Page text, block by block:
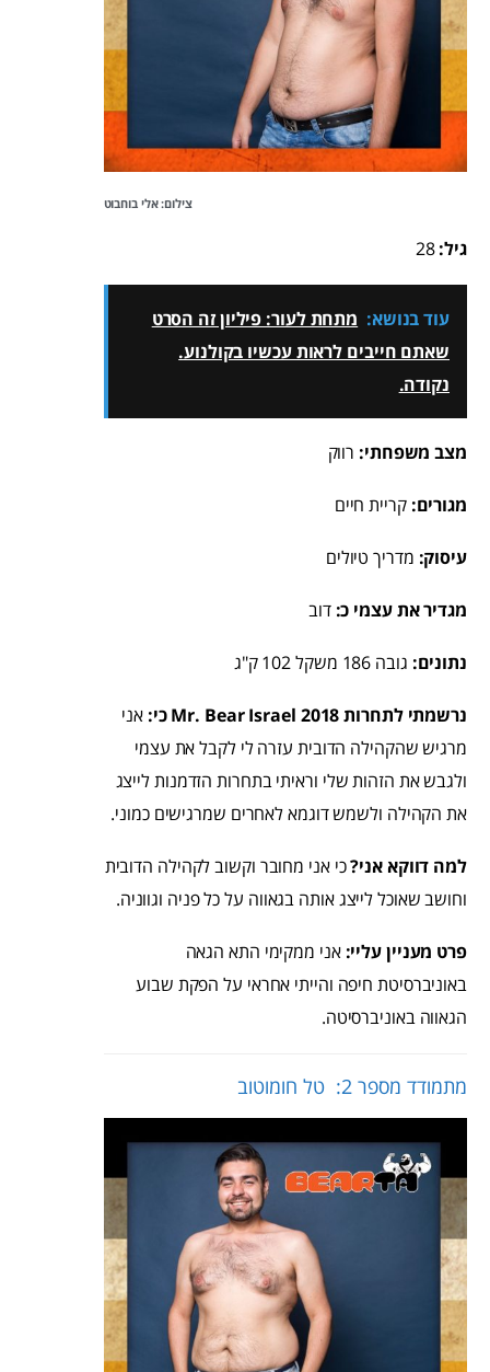
צילום: אלי בוחבוט
גיל:28
עוד בנושא: מתחת לעור: פיליון זה הסרט
שאתם חייבים לראות עכשיו בקולנוע.
נקודה.
מצב משפחתי: רווק
מגורים:קריית חיים
עיסוק: מדריך טיולים
מגדיר את עצמי כ: דוב
נתונים: גובה 186 משקל 102 ק"ג
נרשמתי לתחרות Mr. Bear Israel 2018 כי:
אני
מרגיש שהקהילה הדובית עזרה לי לקבל את עצמי
ולגבש את הזהות שלי וראיתי בתחרות הזדמנות לייצג
את הקהילה ולשמש דוגמא לאחרים שמרגישים כמוני.
למה דווקא אני?כי אני מחובר וקשוב לקהילה הדובית
וחושב שאוכל לייצג אותה בגאווה על כל פניה וגווניה.
פרט מעניין עליי: אני ממקימי התא הגאה
באוניברסיטת חיפה והייתי אחראי על הפקת שבוע
הגאווה באוניברסיטה.
מתמודד מספר 2: טל חומוטוב